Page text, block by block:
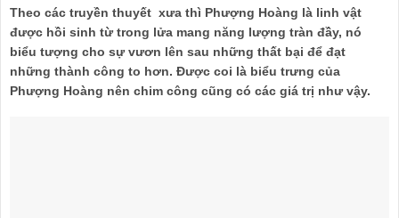
Theo các truyền thuyết xưa thì Phượng Hoàng là linh vật
được hồi sinh từtrong lửa mang năng lượng tràn đầy, nó
biểu tượng cho sự vươn lên sau những thất bại để đạt
những thành công to hơn. Được coi là biểu trưng của
Phượng Hoàng nên chim công cũng có các giá trị như vậy.